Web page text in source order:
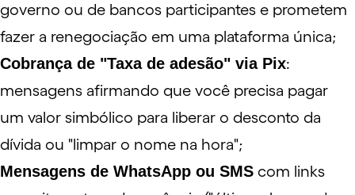
governo ou de bancos participantes e prometem
fazer a renegociação em uma plataforma única;
Cobrança de "Taxa de adesão" via Pix:
mensagens afirmando que você precisa pagar
um valor simbólico para liberar o desconto da
dívida ou "limpar o nome na hora";
Mensagens de WhatsApp ou SMS com links